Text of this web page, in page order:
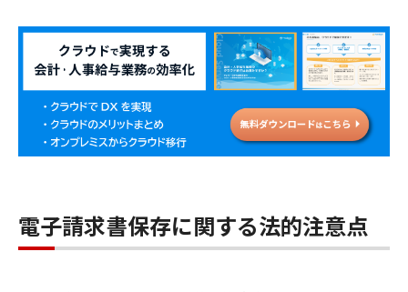
電子請求書保存に関する法的注意点